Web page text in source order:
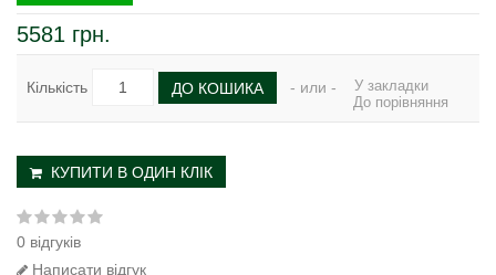
5581 грн.
Кількість ДО КОШИКА - или -
У закладки
До порівняння
КУПИТИ В ОДИН КЛІК
0 відгуків
Написати відгук